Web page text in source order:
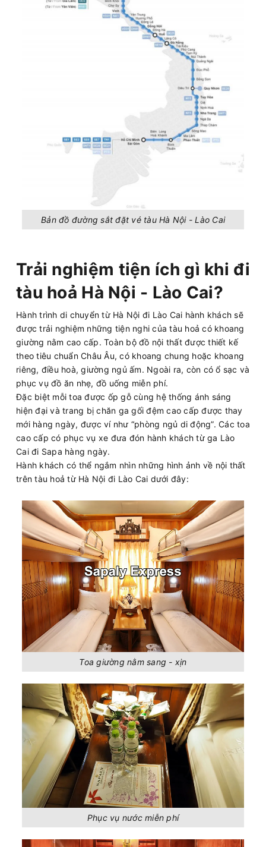
Bản đồ đường sắt đặt vé tàu Hà Nội - Lào Cai
Trải nghiệm tiện ích gì khi đi
tàu hoả Hà Nội - Lào Cai?
Hành trình di chuyển từ Hà Nội đi Lào Cai hành khách sẽ
được trải nghiệm những tiện nghi của tàu hoả có khoang
giường nằm cao cấp. Toàn bộ đồ nội thất được thiết kế
theo tiêu chuẩn Châu Âu, có khoang chung hoặc khoang
riêng, điều hoà, giường ngủ ấm. Ngoài ra, còn có ổ sạc và
phục vụ đồ ăn nhẹ, đồ uống miễn phí.
Đặc biệt mỗi toa được ốp gỗ cùng hệ thống ánh sáng
hiện đại và trang bị chăn ga gối đệm cao cấp được thay
mới hàng ngày, được ví như “phòng ngủ di động”. Các toa
cao cấp có phục vụ xe đưa đón hành khách từ ga Lào
Cai đi Sapa hàng ngày.
Hành khách có thể ngắm nhìn những hình ảnh về nội thất
trên tàu hoả từ Hà Nội đi Lào Cai dưới đây:
Toa giường nằm sang - xịn
Phục vụ nước miễn phí